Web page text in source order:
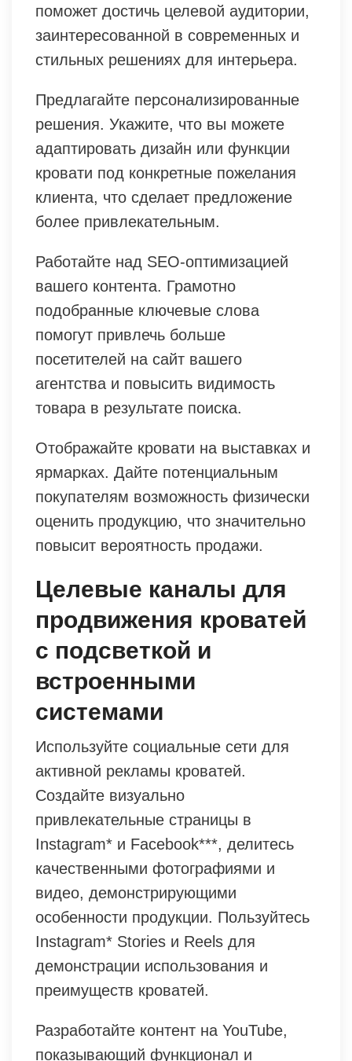
поможет достичь целевой аудитории,
заинтересованной в современных и
стильных решениях для интерьера.
Предлагайте персонализированные
решения. Укажите, что вы можете
адаптировать дизайн или функции
кровати под конкретные пожелания
клиента, что сделает предложение
более привлекательным.
Работайте над SEO-оптимизацией
вашего контента. Грамотно
подобранные ключевые слова
помогут привлечь больше
посетителей на сайт вашего
агентства и повысить видимость
товара в результате поиска.
Отображайте кровати на выставках и
ярмарках. Дайте потенциальным
покупателям возможность физически
оценить продукцию, что значительно
повысит вероятность продажи.
Целевые каналы для
продвижения кроватей
с подсветкой и
встроенными
системами
Используйте социальные сети для
активной рекламы кроватей.
Создайте визуально
привлекательные страницы в
Instagram* и Facebook***, делитесь
качественными фотографиями и
видео, демонстрирующими
особенности продукции. Пользуйтесь
Instagram* Stories и Reels для
демонстрации использования и
преимуществ кроватей.
Разработайте контент на YouTube,
показывающий функционал и